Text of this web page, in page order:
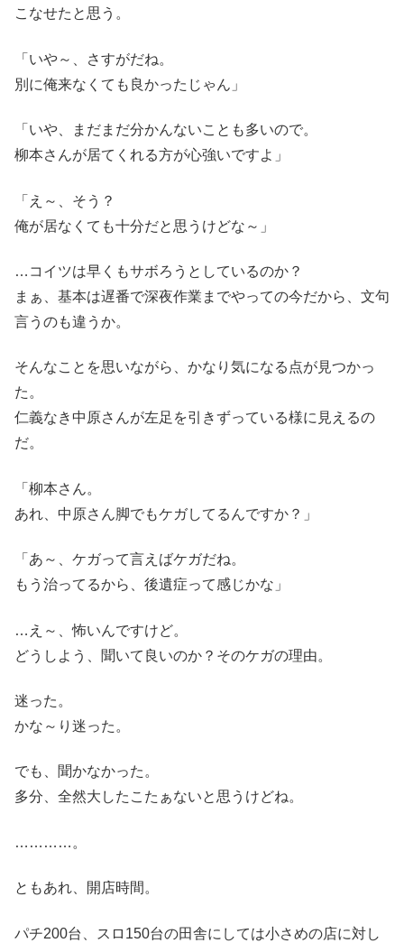
こなせたと思う。
「いや～、さすがだね。
別に俺来なくても良かったじゃん」
「いや、まだまだ分かんないことも多いので。
柳本さんが居てくれる方が心強いですよ」
「え～、そう？
俺が居なくても十分だと思うけどな～」
…コイツは早くもサボろうとしているのか？
まぁ、基本は遅番で深夜作業までやっての今だから、文句
言うのも違うか。
そんなことを思いながら、かなり気になる点が見つかっ
た。
仁義なき中原さんが左足を引きずっている様に見えるの
だ。
「柳本さん。
あれ、中原さん脚でもケガしてるんですか？」
「あ～、ケガって言えばケガだね。
もう治ってるから、後遺症って感じかな」
…え～、怖いんですけど。
どうしよう、聞いて良いのか？そのケガの理由。
迷った。
かな～り迷った。
でも、聞かなかった。
多分、全然大したこたぁないと思うけどね。
…………。
ともあれ、開店時間。
パチ200台、スロ150台の田舎にしては小さめの店に対し